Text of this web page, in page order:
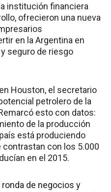
institución financiera
ofrecieron una nueva
en la Argentina en
seguro de riesgo
Houston, el secretario
petrolero de la
esto con datos:
de la producción
está produciendo
contrastan con los 5.000
en el 2015.
de negocios y